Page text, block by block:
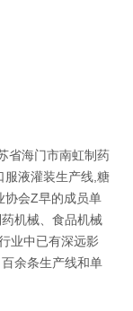
海门市南虹制药
服液灌装生产线,糖
协会Z早的成员单
机械、食品机械
业中已有深远影
余条生产线和单